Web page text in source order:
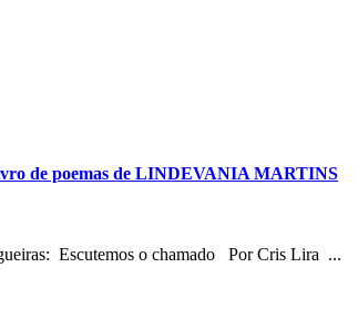
de poemas de LINDEVANIA MARTINS
Escutemos o chamado Por Cris Lira ...